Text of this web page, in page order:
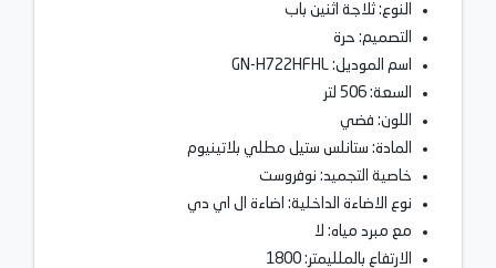
النوع: ثلاجة اثنين باب
التصميم: حرة
اسم الموديل: GN-H722HFHL
السعة: 506 لتر
اللون: فضي
المادة: ستانلس ستيل مطلي بلاتينيوم
خاصية التجميد: نوفروست
نوع الاضاءة الداخلية: اضاءة ال اي دي
مع مبرد مياه: لا
الارتفاع بالملليمتر: 1800